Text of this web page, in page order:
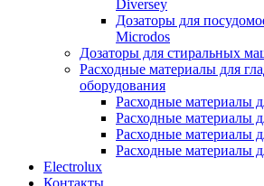
Diversey
Дозаторы для
Microdos
Дозаторы для стиральных
Расходные материалы для
оборудования
Расходные материалы
Расходные материалы
Расходные материалы
Расходные материалы
Electrolux
Контакты